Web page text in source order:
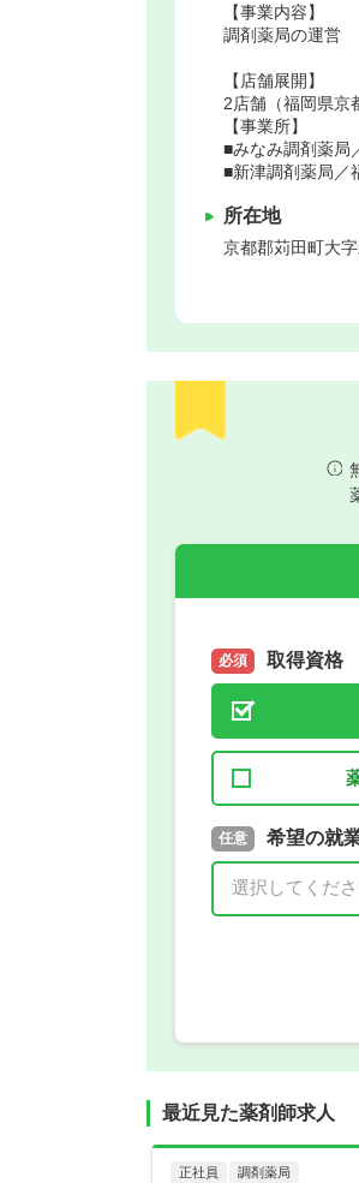
【事業内容】
調剤薬局の運営
【店舗展開】
2店舗（福岡県京
【事業所】
■みなみ調剤薬局
■新津調剤薬局／
所在地
京都郡苅田町大
必須 取得資格
必須 取得予定
任意 希望の就
最近見た薬剤師求人
正社員 調剤薬局